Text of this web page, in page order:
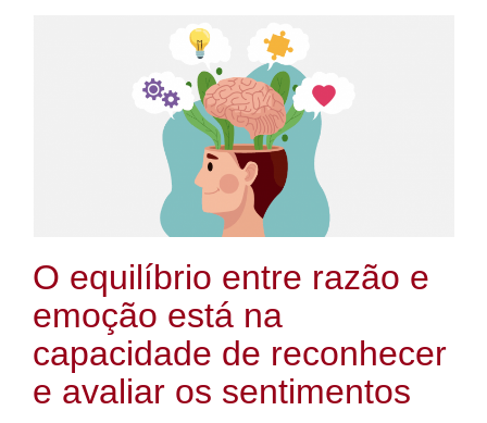
O equilíbrio entre razão e
emoção está na
capacidade de reconhecer
e avaliar os sentimentos